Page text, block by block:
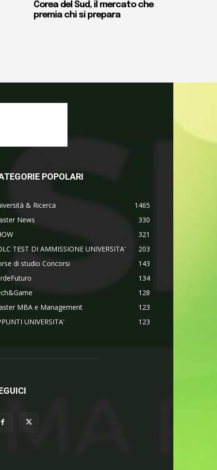
Corea del Sud, il mercato che
premia chi si prepara
POPOLARI
& Ricerca
1465
News
330
321
TEST DI AMMISSIONE UNIVERSITA'
203
di studio Concorsi
143
134
128
MBA e Management
123
UNIVERSITA'
123